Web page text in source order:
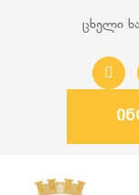
ცხელი